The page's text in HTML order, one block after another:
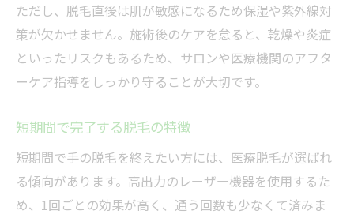
ただし、脱毛直後は肌が敏感になるため保湿や紫外線対
策が欠かせません。施術後のケアを怠ると、乾燥や炎症
といったリスクもあるため、サロンや医療機関のアフタ
ーケア指導をしっかり守ることが大切です。
短期間で完了する脱毛の特徴
短期間で手の脱毛を終えたい方には、医療脱毛が選ばれ
る傾向があります。高出力のレーザー機器を使用するた
め、1回ごとの効果が高く、通う回数も少なくて済みま